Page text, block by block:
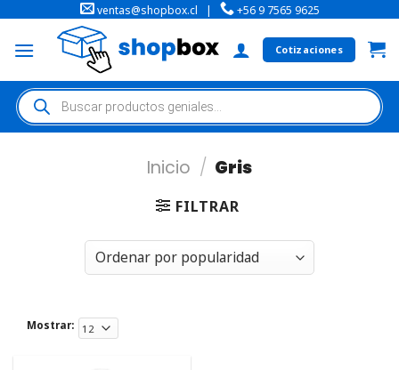
ventas@shopbox.cl | +56 9 7565 9625
Cotizaciones
Inicio / Gris
FILTRAR
Mostrar: